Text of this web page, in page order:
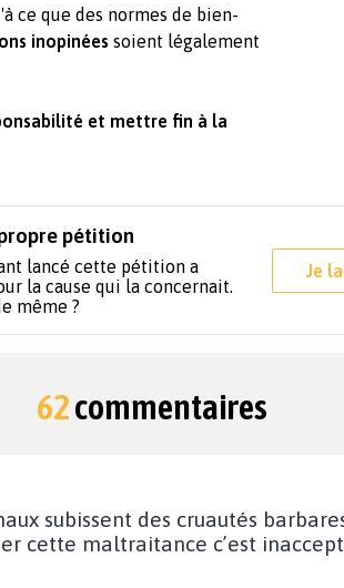
ce que des normes de bien-
inopinées soient légalement
et mettre fin à la
pétition
lancé cette pétition a
la cause qui la concernait.
même ?
Je
62commentaires
subissent des cruautés
cette maltraitance c’est